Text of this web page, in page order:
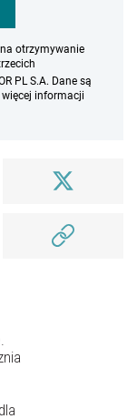
otrzymywanie
PL S.A. Dane są
więcej informacji